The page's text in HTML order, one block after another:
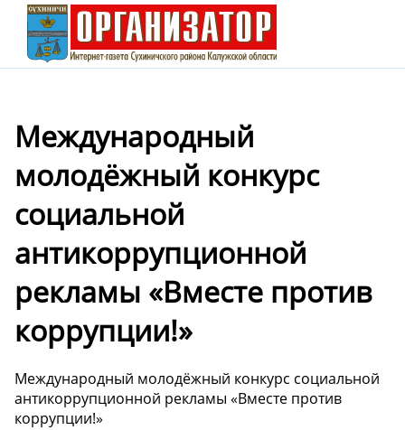
Международный
молодёжный конкурс
социальной
антикоррупционной
рекламы «Вместе против
коррупции!»
Международный молодёжный конкурс социальной
антикоррупционной рекламы «Вместе против
коррупции!»